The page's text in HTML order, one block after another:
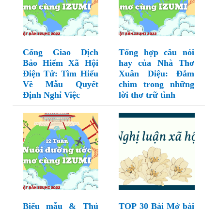
Cổng Giao Dịch
Bảo Hiểm Xã Hội
Điện Tử: Tìm Hiểu
Về Mẫu Quyết
Định Nghỉ Việc
Tổng hợp câu nói
hay của Nhà Thơ
Xuân Diệu: Đắm
chìm trong những
lời thơ trữ tình
Biểu mẫu & Thủ
TOP 30 Bài Mở bài